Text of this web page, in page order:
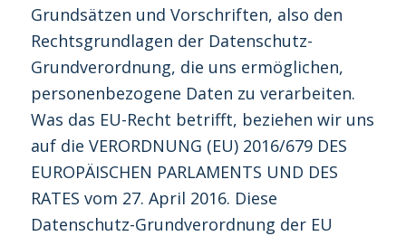
Grundsätzen und Vorschriften, also den
Rechtsgrundlagen der Datenschutz-
Grundverordnung, die uns ermöglichen,
personenbezogene Daten zu verarbeiten.
Was das EU-Recht betrifft, beziehen wir uns
auf die VERORDNUNG (EU) 2016/679 DES
EUROPÄISCHEN PARLAMENTS UND DES
RATES vom 27. April 2016. Diese
Datenschutz-Grundverordnung der EU